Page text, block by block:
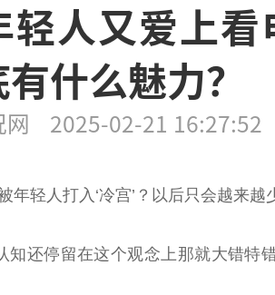
轻人又爱上
什么魅力？
2025-02-21 16:27:52
年轻人打入‘冷宫’？以后只会越来越
知还停留在这个观念上那就大错特